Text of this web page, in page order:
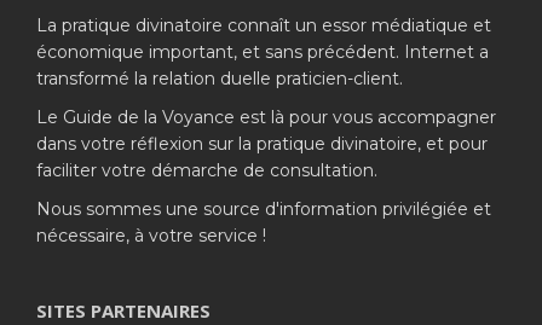
La pratique divinatoire connaît un essor médiatique et
économique important, et sans précédent. Internet a
transformé la relation duelle praticien-client.
Le Guide de la Voyance est là pour vous accompagner
dans votre réflexion sur la pratique divinatoire, et pour
faciliter votre démarche de consultation.
Nous sommes une source d'information privilégiée et
nécessaire, à votre service !
SITES PARTENAIRES